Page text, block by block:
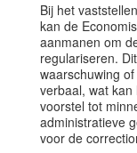
Bij het
kan de
aanmanen om
regulariseren.
waarschuwing
verbaal, wat
voorstel tot
administratieve
voor de